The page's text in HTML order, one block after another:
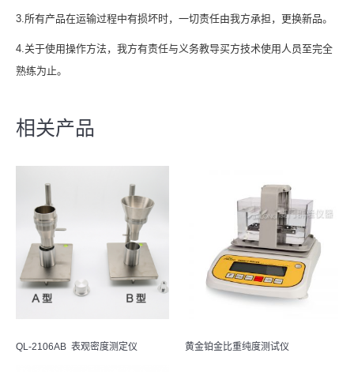
3.所有产品在运输过程中有损坏时，一切责任由我方承担，更换新品。
4.关于使用操作方法，我方有责任与义务教导买方技术使用人员至完全
熟练为止。
相关产品
QL-2106AB 表观密度测定仪 黄金铂金比重纯度测试仪